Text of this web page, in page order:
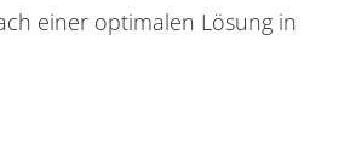
einer optimalen Lösung in